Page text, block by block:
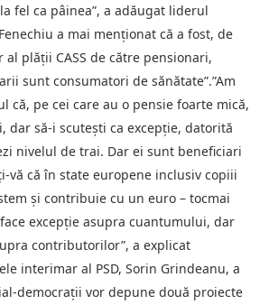
fel ca pâinea”, a adăugat liderul
a mai menţionat că a fost, de
plăţii CASS de către pensionari,
sunt consumatori de sănătate”.”Am
că, pe cei care au o pensie foarte mică,
dar să-i scuteşti ca excepţie, datorită
nivelul de trai. Dar ei sunt beneficiari
vă că în state europene inclusiv copiii
şi contribuie cu un euro – tocmai
excepţie asupra cuantumului, dar
contributorilor”, a explicat
interimar al PSD, Sorin Grindeanu, a
democraţii vor depune două proiecte